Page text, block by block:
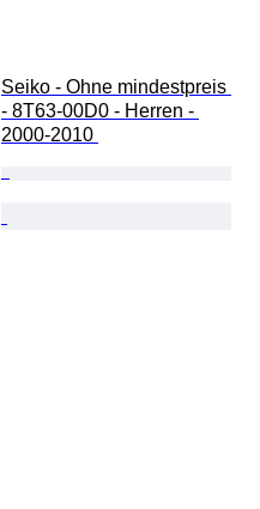
Seiko - Ohne mindestpreis
- 8T63-00D0 - Herren -
2000-2010